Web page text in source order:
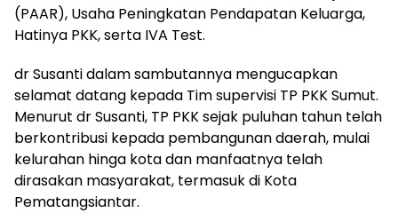
(PAAR), Usaha Peningkatan Pendapatan Keluarga,
Hatinya PKK, serta IVA Test.
dr Susanti dalam sambutannya mengucapkan
selamat datang kepada Tim supervisi TP PKK Sumut.
Menurut dr Susanti, TP PKK sejak puluhan tahun telah
berkontribusi kepada pembangunan daerah, mulai
kelurahan hinga kota dan manfaatnya telah
dirasakan masyarakat, termasuk di Kota
Pematangsiantar.